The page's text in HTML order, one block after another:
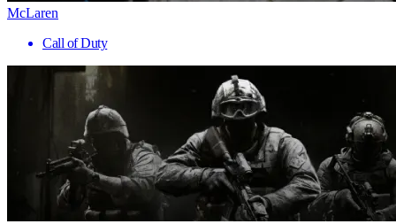
McLaren
Call of Duty